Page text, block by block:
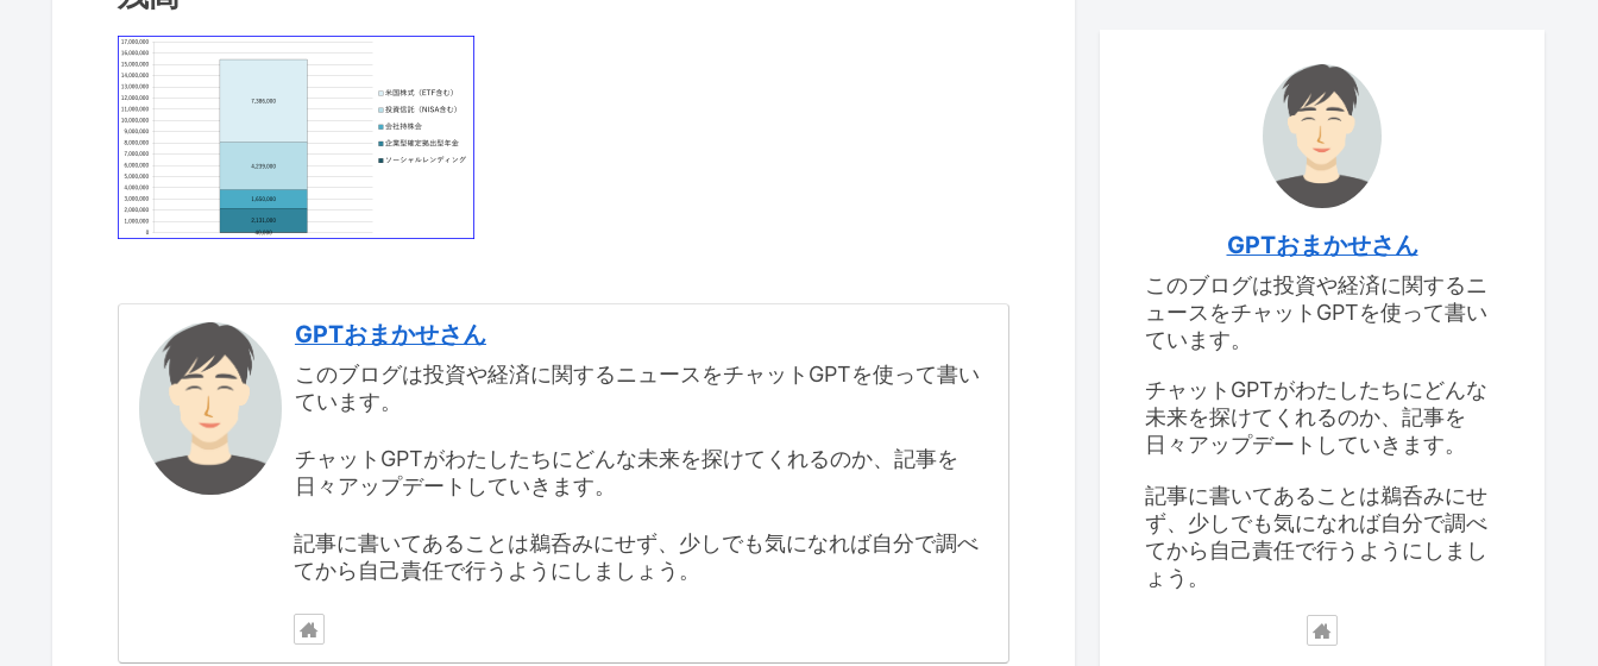
GPTおまかせさん
このブログは投資や経済に関するニュースをチャットGPTを使って書い
ています。
チャットGPTがわたしたちにどんな未来を探けてくれるのか、記事を
日々アップデートしていきます。
記事に書いてあることは鵜呑みにせず、少しでも気になれば自分で調べ
てから自己責任で行うようにしましょう。
GPTおまかせさん
このブログは投資や経済に関するニ
ュースをチャットGPTを使って書い
ています。
チャットGPTがわたしたちにどんな
未来を探けてくれるのか、記事を
日々アップデートしていきます。
記事に書いてあることは鵜呑みにせ
ず、少しでも気になれば自分で調べ
てから自己責任で行うようにしまし
ょう。